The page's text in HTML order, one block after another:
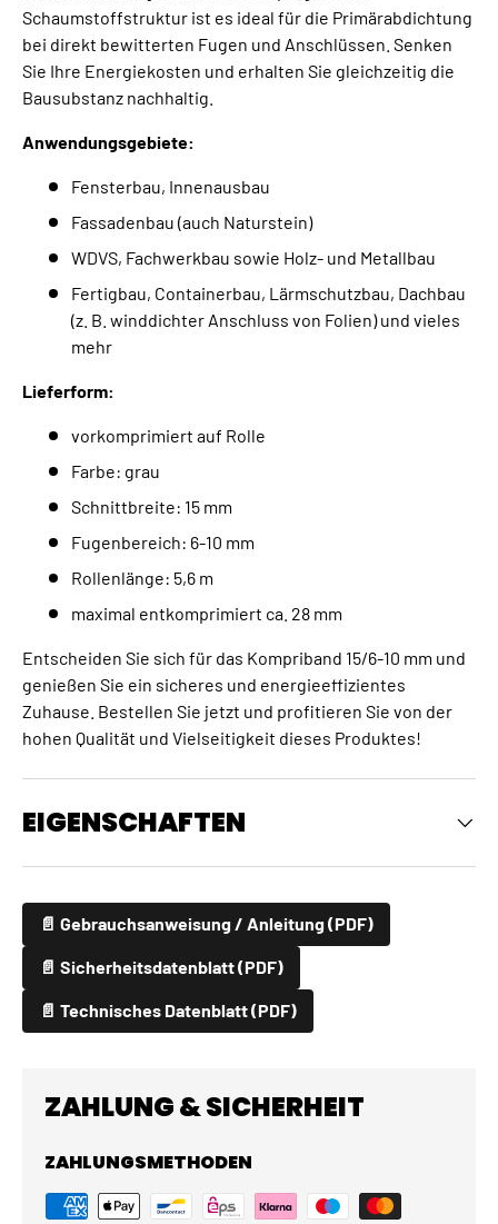
Schaumstoffstruktur ist es ideal für die Primärabdichtung
bei direkt bewitterten Fugen und Anschlüssen. Senken
Sie Ihre Energiekosten und erhalten Sie gleichzeitig die
Bausubstanz nachhaltig.
Anwendungsgebiete:
Fensterbau, Innenausbau
Fassadenbau (auch Naturstein)
WDVS, Fachwerkbau sowie Holz- und Metallbau
Fertigbau, Containerbau, Lärmschutzbau, Dachbau
(z. B. winddichter Anschluss von Folien) und vieles
mehr
Lieferform:
vorkomprimiert auf Rolle
Farbe: grau
Schnittbreite: 15 mm
Fugenbereich: 6-10 mm
Rollenlänge: 5,6 m
maximal entkomprimiert ca. 28 mm
Entscheiden Sie sich für das Kompriband 15/6-10 mm und
genießen Sie ein sicheres und energieeffizientes
Zuhause. Bestellen Sie jetzt und profitieren Sie von der
hohen Qualität und Vielseitigkeit dieses Produktes!
EIGENSCHAFTEN
📄 Gebrauchsanweisung / Anleitung (PDF)
📄 Sicherheitsdatenblatt (PDF)
📄 Technisches Datenblatt (PDF)
ZAHLUNG & SICHERHEIT
ZAHLUNGSMETHODEN